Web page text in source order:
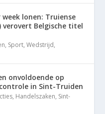
lonen: Truiense
verovert Belgische titel
, Sport,Wedstrijd,
onvoldoende op
in Sint-Truiden
, Handelszaken, Sint-